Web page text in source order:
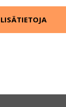
LISÄTIETOJA